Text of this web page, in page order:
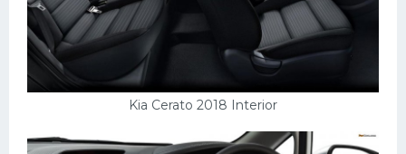
Kia Cerato 2018 Interior